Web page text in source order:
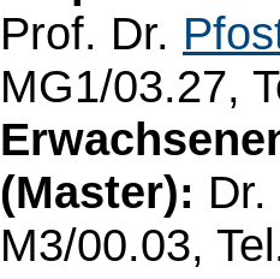
Prof. Dr.
MG1/03.27,
(Master): Dr.
M3/00.03,